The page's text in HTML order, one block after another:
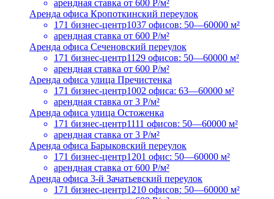
арендная ставка от 600 Р/м²
Аренда офиса Кропоткинский переулок
171 бизнес-центр1037 офисов: 50—60000 м²
арендная ставка от 600 Р/м²
Аренда офиса Сеченовский переулок
171 бизнес-центр1129 офисов: 50—60000 м²
арендная ставка от 600 Р/м²
Аренда офиса улица Пречистенка
171 бизнес-центр1002 офиса: 63—60000 м²
арендная ставка от 3 Р/м²
Аренда офиса улица Остоженка
171 бизнес-центр1111 офисов: 50—60000 м²
арендная ставка от 3 Р/м²
Аренда офиса Барыковский переулок
171 бизнес-центр1201 офис: 50—60000 м²
арендная ставка от 600 Р/м²
Аренда офиса 3-й Зачатьевский переулок
171 бизнес-центр1210 офисов: 50—60000 м²